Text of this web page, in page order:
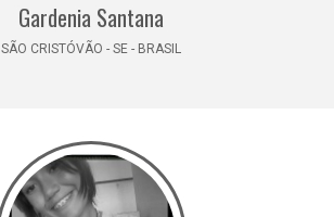
Gardenia Santana
SÃO CRISTÓVÃO - SE - BRASIL